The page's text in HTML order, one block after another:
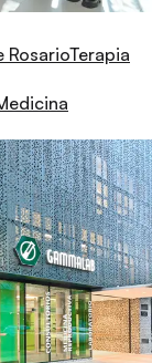
RosarioTerapia